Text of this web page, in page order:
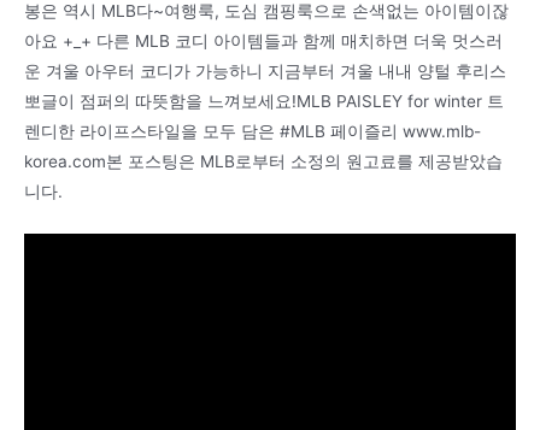
봉은 역시 MLB다~여행룩, 도심 캠핑룩으로 손색없는 아이템이잖
아요 +_+ 다른 MLB 코디 아이템들과 함께 매치하면 더욱 멋스러
운 겨울 아우터 코디가 가능하니 지금부터 겨울 내내 양털 후리스
뽀글이 점퍼의 따뜻함을 느껴보세요!MLB PAISLEY for winter 트
렌디한 라이프스타일을 모두 담은 #MLB 페이즐리 www.mlb-
korea.com본 포스팅은 MLB로부터 소정의 원고료를 제공받았습
니다.